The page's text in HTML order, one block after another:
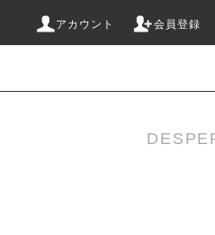
アカウント 会員登録